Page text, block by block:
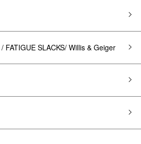
FATIGUE SLACKS/ Willis & Geiger